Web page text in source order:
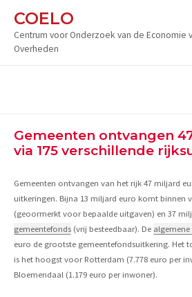
naar
inhoud
COELO
Centrum voor Onderzoek van de Economie
Overheden
Gemeenten ontvangen
via 175 verschillende
Gemeenten ontvangen van het rijk 47 miljard
uitkeringen. Bijna 13 miljard euro komt binnen
(geoormerkt voor bepaalde uitgaven) en 37
gemeentefonds (vrij besteedbaar). De
euro de grootste gemeentefondsuitkering. Het
is het hoogst voor Rotterdam (7.778 euro per
Bloemendaal (1.179 euro per inwoner).